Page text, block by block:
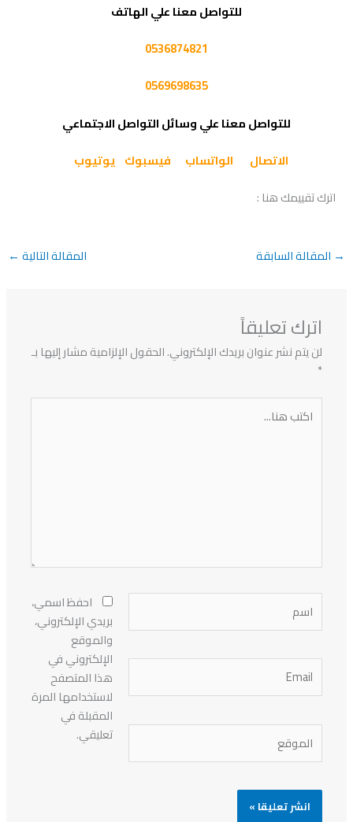
للتواصل معنا علي الهاتف
0536874821
0569698635
للتواصل معنا علي وسائل التواصل الاجتماعي
الاتصال
الواتساب فيسبوك يوتيوب
اترك تقييمك هنا :
→ المقالة السابقة المقالة التالية ←
اترك تعليقاً
لن يتم نشر عنوان بريدك الإلكتروني.الحقول الإلزامية مشار إليها بـ
*
هنا...
اسم
الموقع
احفظ اسمي،
بريدي الإلكتروني،
والموقع
الإلكتروني في
هذا المتصفح
لاستخدامها المرة
المقبلة في
تعليقي.